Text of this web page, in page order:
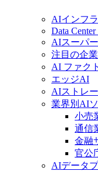
AIインフ
Data
AIスーパ
注目の企
AI ファク
エッジAI
AIストレ
業界別AI
小売
通信
金融
官公
AIデータ